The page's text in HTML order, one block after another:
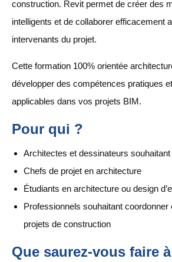
construction. Revit permet de créer des
intelligents et de collaborer efficacement
intervenants du projet.
Cette formation 100% orientée
développer des compétences pratiques
applicables dans vos projets BIM.
Pour qui ?
Architectes et dessinateurs
Chefs de projet en architecture
Étudiants en architecture ou design
Professionnels souhaitant coordonner
projets de construction
Que saurez-vous faire